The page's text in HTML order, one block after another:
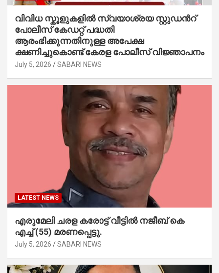
വിവിധ സ്കൂളുകളില്‍ സ്വയാശ്രയ സ്റ്റുഡന്‍റ്
പോലീസ് കേഡറ്റ് പദ്ധതി
ആരംഭിക്കുന്നതിനുള്ള അപേക്ഷ
ക്ഷണിച്ചുകൊണ്ട് കേരള പോലീസ് വിജ്ഞാപനം
July 5, 2026 SABARI NEWS
LATEST NEWS
എരുമേലി ചരള കരോട്ട് വീട്ടിൽ നജീബ് കെ
എച്ച് (55) മരണപ്പെട്ടു.
July 5, 2026 SABARI NEWS